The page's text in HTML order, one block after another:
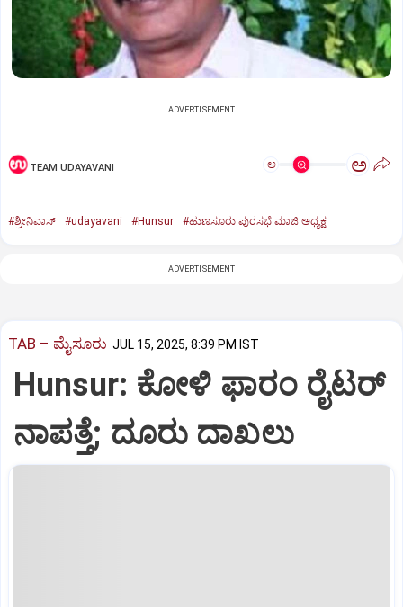
ADVERTISEMENT
TEAM UDAYAVANI ಅ ಅ
#ಶ್ರೀನಿವಾಸ್‌ #udayavani #Hunsur #ಹುಣಸೂರು ಪುರಸಭೆ ಮಾಜಿ ಅಧ್ಯಕ್ಷ
ADVERTISEMENT
TAB – ಮೈಸೂರು JUL 15, 2025, 8:39 PM IST
Hunsur: ಕೋಳಿ ಫಾರಂ ರೈಟರ್
ನಾಪತ್ತೆ; ದೂರು ದಾಖಲು